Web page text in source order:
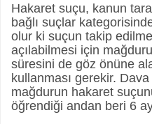
Hakaret suçu, kanun
bağlı suçlar
olur ki suçun takip
açılabilmesi için
süresini de göz önüne
kullanması gerekir.
mağdurun hakaret
öğrendiği andan beri 6